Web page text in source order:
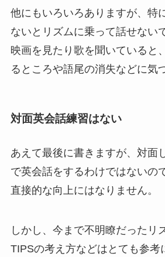
他にもいろいろありますが、特
ないとリズムに乗って話せない
映画を見たり歌を聞いていると
るところや語尾の消失などに気
対面英会話練習はない
あえて最後に書きますが、対面
で英会話をするわけではないの
直接的な向上にはなりません。
しかし、今まで不明瞭だったリ
TIPSの考え方などはとても参考